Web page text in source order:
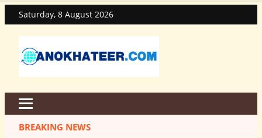
Saturday, 8 August 2026
BREAKING NEWS